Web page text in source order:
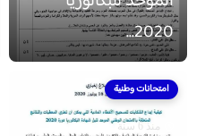
2020...
امتحانات وطنية
منذ 6 سنة